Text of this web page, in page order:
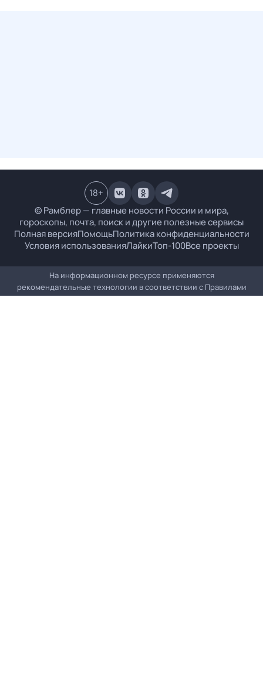
© Рамблер — главные новости России и мира,
гороскопы, почта, поиск и другие полезные сервисы
Полная версияПомощьПолитика конфиденциальности
Условия использованияЛайкиТоп-100Все проекты
18+
На информационном ресурсе применяются
рекомендательные технологии в соответствии с Правилами